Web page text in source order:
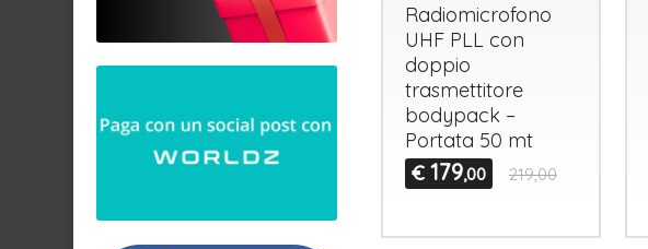
Radiomicrofono
UHF PLLcon
doppio
trasmettitore
bodypack –
Portata 50 mt
€ 179,00 219,00